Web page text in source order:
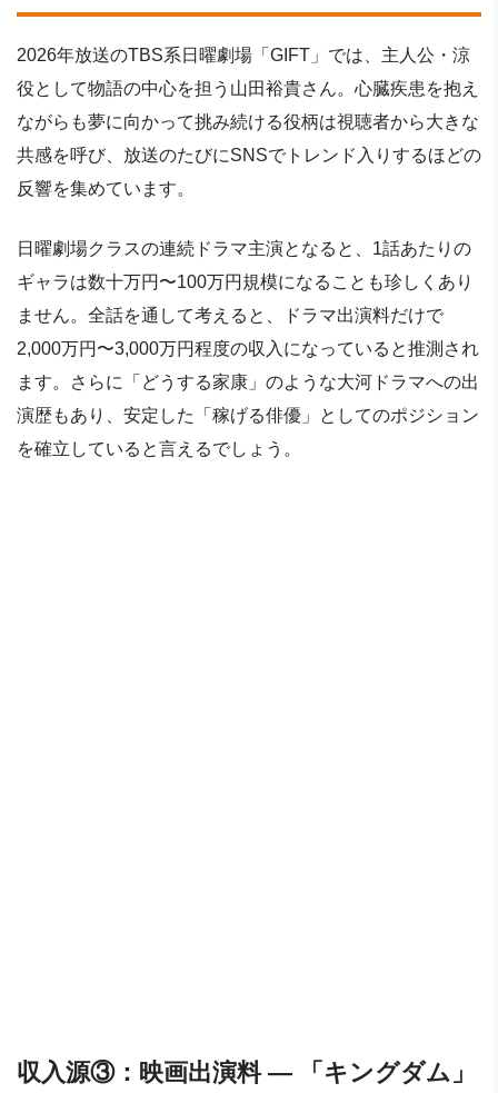
2026年放送のTBS系日曜劇場「GIFT」では、主人公・涼
役として物語の中心を担う山田裕貴さん。心臓疾患を抱え
ながらも夢に向かって挑み続ける役柄は視聴者から大きな
共感を呼び、放送のたびにSNSでトレンド入りするほどの
反響を集めています。
日曜劇場クラスの連続ドラマ主演となると、1話あたりの
ギャラは数十万円〜100万円規模になることも珍しくあり
ません。全話を通して考えると、ドラマ出演料だけで
2,000万円〜3,000万円程度の収入になっていると推測され
ます。さらに「どうする家康」のような大河ドラマへの出
演歴もあり、安定した「稼げる俳優」としてのポジション
を確立していると言えるでしょう。
収入源③：映画出演料 ― 「キングダム」